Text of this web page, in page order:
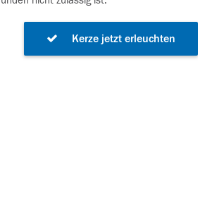
Kerze jetzt erleuchten